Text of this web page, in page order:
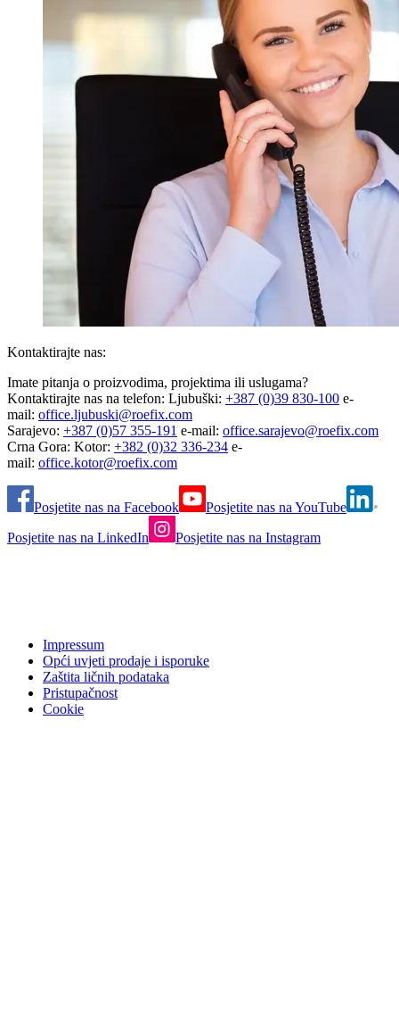
Kontaktirajte nas:
Imate pitanja o proizvodima, projektima ili uslugama?
Kontaktirajte nas na telefon: Ljubuški: +387 (0)39 830-100 e-
mail: office.ljubuski@roefix.com
Sarajevo: +387 (0)57 355-191 e-mail: office.sarajevo@roefix.com
Crna Gora: Kotor: +382 (0)32 336-234 e-
mail: office.kotor@roefix.com
Posjetite nas na Facebook
Posjetite nas na YouTube
Posjetite nas na LinkedIn
Posjetite nas na Instagram
Impressum
Opći uvjeti prodaje i isporuke
Zaštita ličnih podataka
Pristupačnost
Cookie